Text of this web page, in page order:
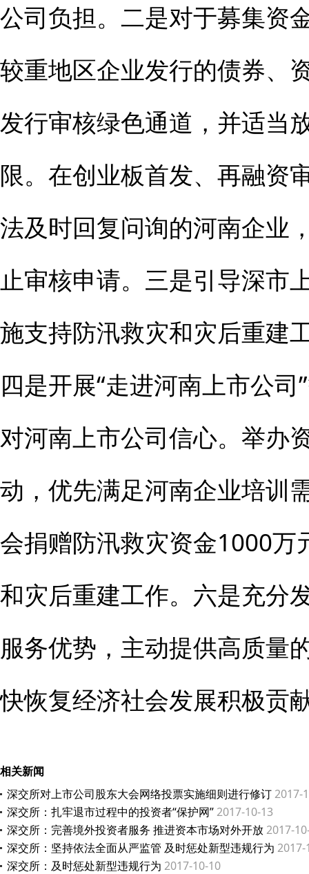
公司负担。二是对于募集资
较重地区企业发行的债券、
发行审核绿色通道，并适当
限。在创业板首发、再融资
法及时回复问询的河南企业
止审核申请。三是引导深市
施支持防汛救灾和灾后重建
四是开展“走进河南上市公
对河南上市公司信心。举办
动，优先满足河南企业培训
会捐赠防汛救灾资金1000万
和灾后重建工作。六是充分
服务优势，主动提供高质量
快恢复经济社会发展积极贡
相关新闻
深交所对上市公司股东大会网络投票实施细则进行修订2017-
深交所：扎牢退市过程中的投资者“保护网”2017-10-13
深交所：完善境外投资者服务 推进资本市场对外开放2017-
深交所：坚持依法全面从严监管 及时惩处新型违规行为 2017-
深交所：及时惩处新型违规行为 2017-10-10